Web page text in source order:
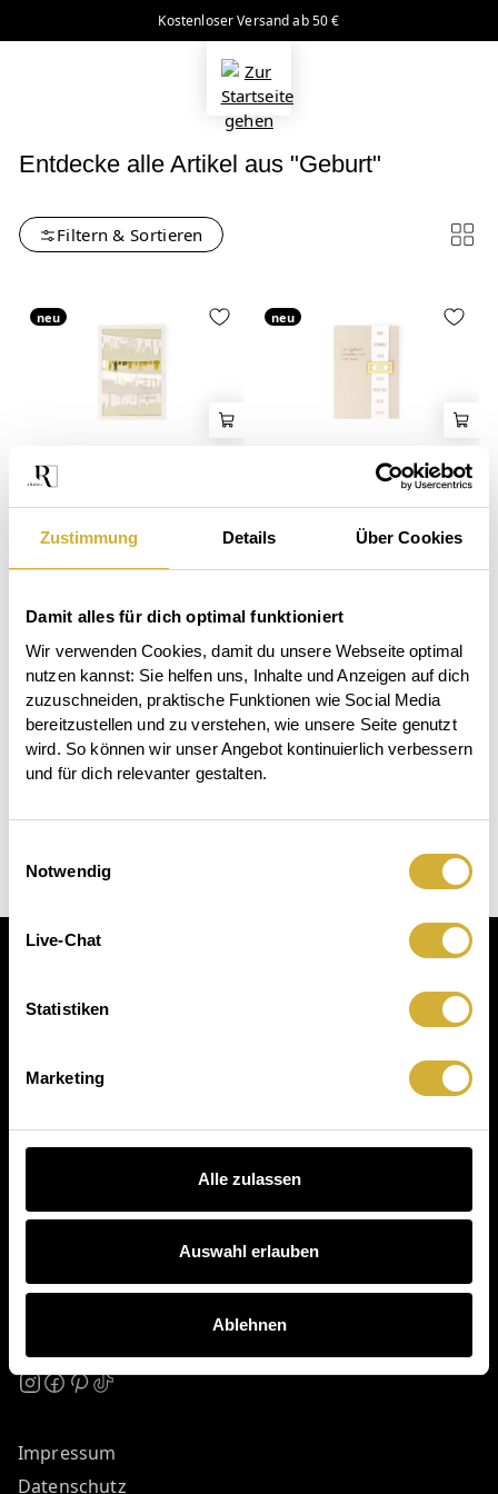
Zustimmung Details Über Cookies
Damit alles für dich optimal funktioniert
Wir verwenden Cookies, damit du unsere Webseite optimal
nutzen kannst: Sie helfen uns, Inhalte und Anzeigen auf dich
zuzuschneiden, praktische Funktionen wie Social Media
bereitzustellen und zu verstehen, wie unsere Seite genutzt
wird. So können wir unser Angebot kontinuierlich verbessern
und für dich relevanter gestalten.
Notwendig
Live-Chat
Statistiken
Marketing
Alle zulassen
Auswahl erlauben
Ablehnen
Kostenloser Versand ab 50 €
Entdecke alle Artikel aus "Geburt"
Filtern & Sortieren
neu
Geburt
Blütenstadtkarte
Willkommen kleines
6,99 €
neu
Geburtskarte Zur Geburt
viel Kraft
4,99 €
Service
Unternehmen
Impressum
Datenschutz